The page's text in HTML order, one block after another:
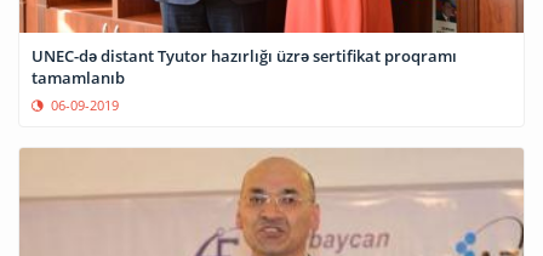
UNEC-də distant Tyutor hazırlığı üzrə sertifikat proqramı
tamamlanıb
06-09-2019